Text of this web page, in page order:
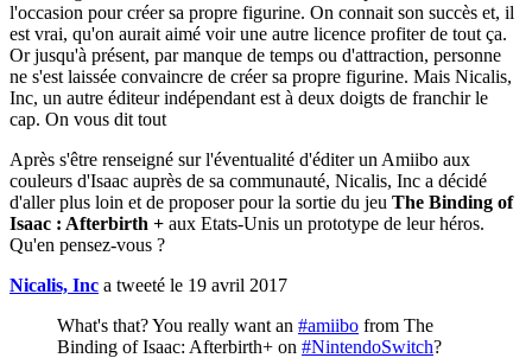
l'occasion pour créer sa propre figurine. On connait son succès et, il
est vrai, qu'on aurait aimé voir une autre licence profiter de tout ça.
Or jusqu'à présent, par manque de temps ou d'attraction, personne
ne s'est laissée convaincre de créer sa propre figurine. Mais Nicalis,
Inc, un autre éditeur indépendant est à deux doigts de franchir le
cap. On vous dit tout
Après s'être renseigné sur l'éventualité d'éditer un Amiibo aux
couleurs d'Isaac auprès de sa communauté, Nicalis, Inc a décidé
d'aller plus loin et de proposer pour la sortie du jeu The Binding of
Isaac : Afterbirth + aux Etats-Unis un prototype de leur héros.
Qu'en pensez-vous ?
Nicalis, Inc a tweeté le 19 avril 2017
What's that? You really want an #amiibo from The
Binding of Isaac: Afterbirth+ on #NintendoSwitch?